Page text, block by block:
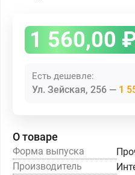
1 560,00
Есть дешевле:
Ул. Зейская, 256 1
О товаре
Форма выпуска
Производитель